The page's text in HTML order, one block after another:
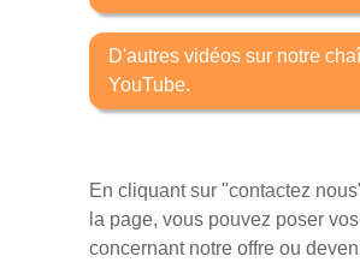
D'autres vidéos sur notre
YouTube.
En cliquant sur "contactez
la page, vous pouvez poser
concernant notre offre ou